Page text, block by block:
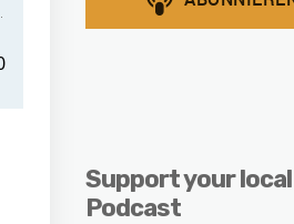
Support your local
Podcast